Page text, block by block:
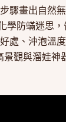
驟畫出自然
學防蟎迷思
處、沖泡溫
觀與溜娃神